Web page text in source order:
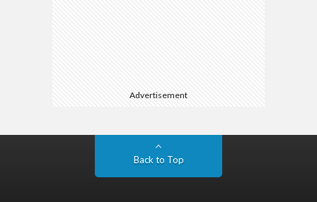
Advertisement
Back to Top